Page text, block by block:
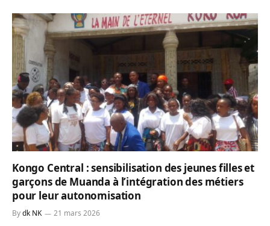
Kongo Central : sensibilisation des jeunes filles et
garçons de Muanda à l’intégration des métiers
pour leur autonomisation
Bydk NK 21 mars 2026